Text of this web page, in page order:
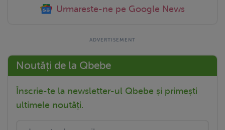
Urmareste-ne pe Google News
Noutăți de la Qbebe
Înscrie-te la newsletter-ul Qbebe și primești
ultimele noutăți.